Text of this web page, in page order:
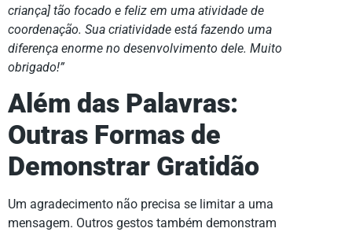
criança] tão focado e feliz em uma atividade de
coordenação. Sua criatividade está fazendo uma
diferença enorme no desenvolvimento dele. Muito
obrigado!”
Além das Palavras:
Outras Formas de
Demonstrar Gratidão
Um agradecimento não precisa se limitar a uma
mensagem. Outros gestos também demonstram